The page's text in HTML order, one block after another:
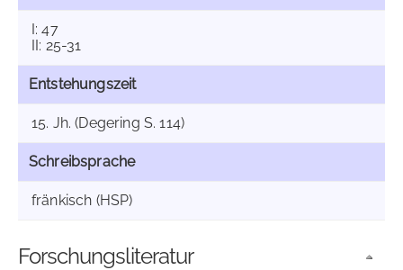
I: 47
II: 25-31
Entstehungszeit
15. Jh. (Degering S. 114)
Schreibsprache
fränkisch (HSP)
Forschungsliteratur